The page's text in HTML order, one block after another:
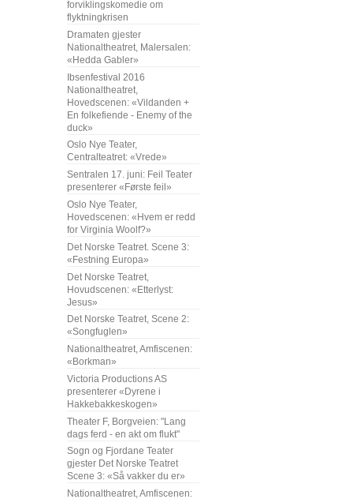
forviklingskomedie om
flyktningkrisen
Dramaten gjester
Nationaltheatret, Malersalen:
«Hedda Gabler»
Ibsenfestival 2016
Nationaltheatret,
Hovedscenen: «Vildanden +
En folkefiende - Enemy of the
duck»
Oslo Nye Teater,
Centralteatret: «Vrede»
Sentralen 17. juni: Feil Teater
presenterer «Første feil»
Oslo Nye Teater,
Hovedscenen: «Hvem er redd
for Virginia Woolf?»
Det Norske Teatret. Scene 3:
«Festning Europa»
Det Norske Teatret,
Hovudscenen: «Etterlyst:
Jesus»
Det Norske Teatret, Scene 2:
«Songfuglen»
Nationaltheatret, Amfiscenen:
«Borkman»
Victoria Productions AS
presenterer «Dyrene i
Hakkebakkeskogen»
Theater F, Borgveien: "Lang
dags ferd - en akt om flukt"
Sogn og Fjordane Teater
gjester Det Norske Teatret
Scene 3: «Så vakker du er»
Nationaltheatret, Amfiscenen: